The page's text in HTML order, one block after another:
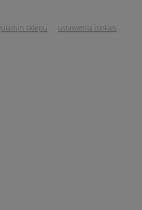
sklepu
ustawienia cookies